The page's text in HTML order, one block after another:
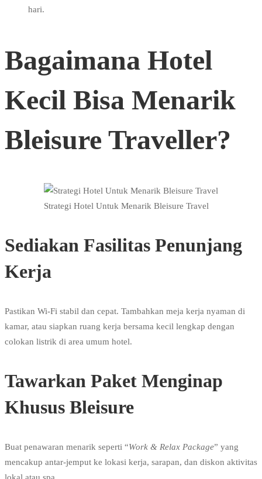
hari.
Bagaimana Hotel
Kecil Bisa Menarik
Bleisure Traveller?
Strategi Hotel Untuk Menarik Bleisure Travel
Sediakan Fasilitas Penunjang
Kerja
Pastikan Wi-Fi stabil dan cepat. Tambahkan meja kerja nyaman di
kamar, atau siapkan ruang kerja bersama kecil lengkap dengan
colokan listrik di area umum hotel.
Tawarkan Paket Menginap
Khusus Bleisure
Buat penawaran menarik seperti “Work & Relax Package” yang
mencakup antar-jemput ke lokasi kerja, sarapan, dan diskon aktivitas
lokal atau spa.